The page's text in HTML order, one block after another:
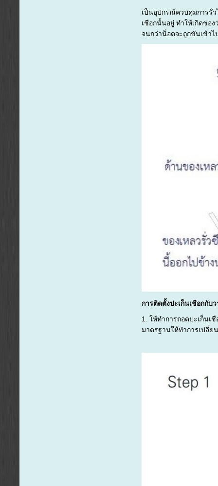
เป็นอุปกรณ์ควบคุมการรั่ว
เชือกนั้นอยู่ ทำให้เกิดช่อ
จนกว่าน็อตจะถูกขันเข้าไ
การติดตั้งปะเก็นเชือกกับว
1. ให้ทำการถอดปะเก็นเ
มาตรฐานให้ทำการเปลี่ย